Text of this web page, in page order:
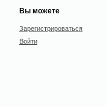
Вы можете
Зарегистрироваться
Войти